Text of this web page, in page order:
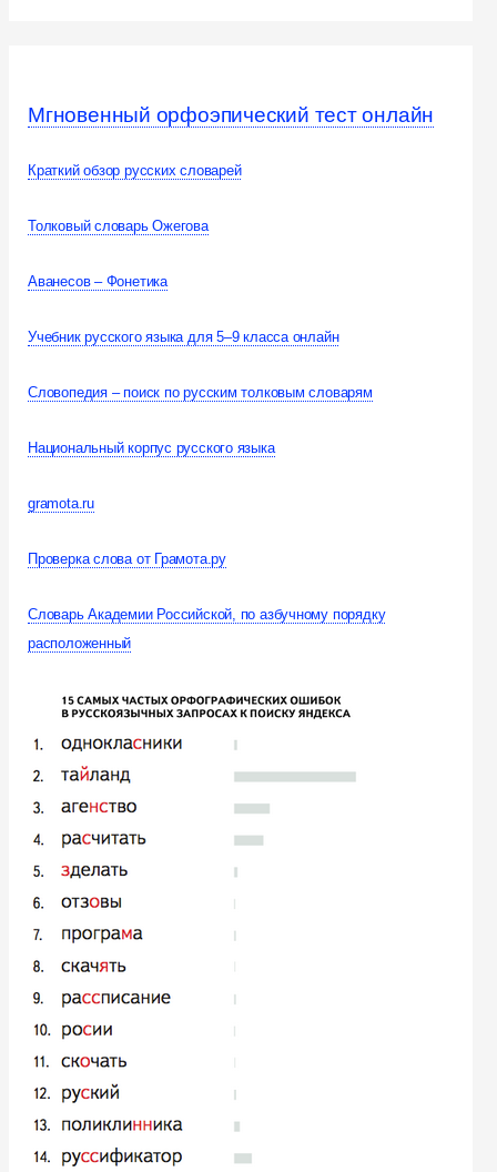
Мгновенный орфоэпический тест онлайн
Краткий обзор русских словарей
Толковый словарь Ожегова
Аванесов – Фонетика
Учебник русского языка для 5–9 класса онлайн
Словопедия – поиск по русским толковым словарям
Национальный корпус русского языка
gramota.ru
Проверка слова от Грамота.ру
Словарь Академии Российской, по азбучному порядку
расположенный